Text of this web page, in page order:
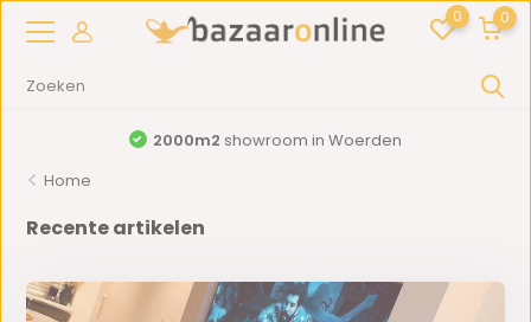
0 0
2000m2 showroom in Woerden
Home
Recente artikelen